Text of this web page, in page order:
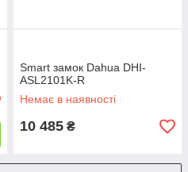
Smart замок Dahua DHI-
ASL2101K-R
Немає в наявності
10 485 ₴